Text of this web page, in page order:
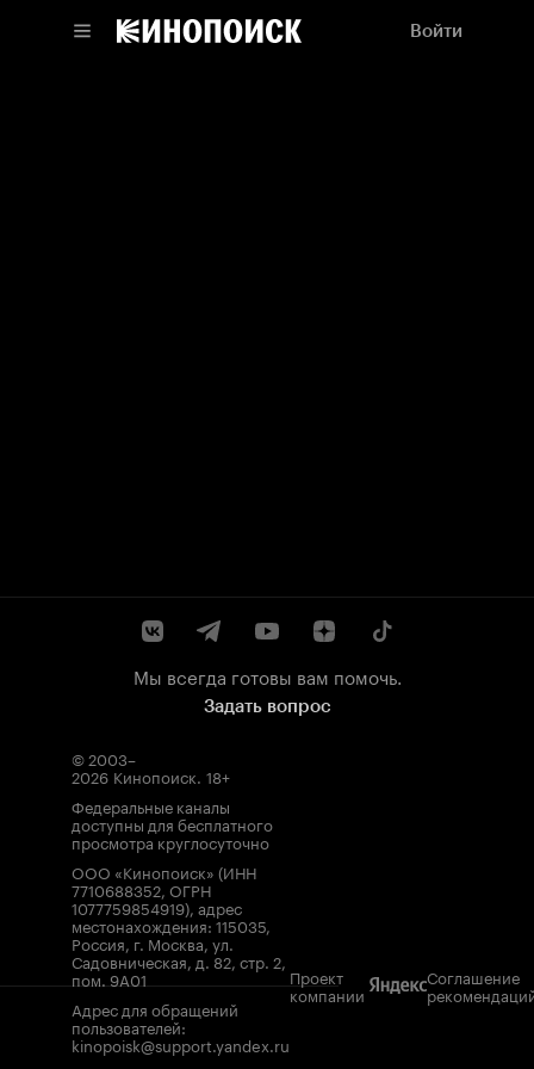
Войти
Мы всегда готовы вам помочь.
Задать вопрос
© 2003–
2026 Кинопоиск. 18+
Федеральные каналы
доступны для бесплатного
просмотра круглосуточно
ООО «Кинопоиск» (ИНН
7710688352, ОГРН
1077759854919), адрес
местонахождения: 115035,
Россия, г. Москва, ул.
Садовническая, д. 82, стр. 2,
пом. 9А01
Адрес для обращений
пользователей:
kinopoisk@support.yandex.ru
Проект
компании
Соглашение